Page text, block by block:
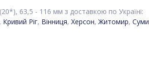
63,5 - 116 мм з доставкою по Україні:
, Кривий Ріг, Вінниця, Херсон,Житомир, Суми